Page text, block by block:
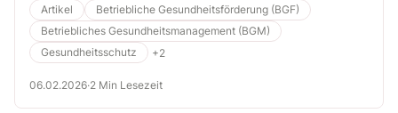
Artikel
Betriebliche Gesundheitsförderung (BGF)
Betriebliches Gesundheitsmanagement (BGM)
Gesundheitsschutz
+2
06.02.2026·2 Min Lesezeit